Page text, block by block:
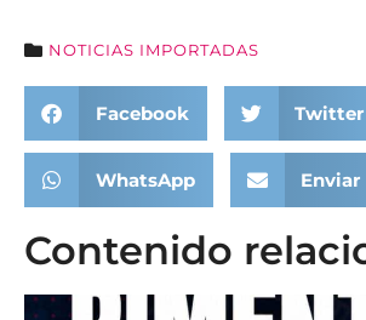
NOTICIAS IMPORTADAS
Facebook Twitter
WhatsApp
Contenido